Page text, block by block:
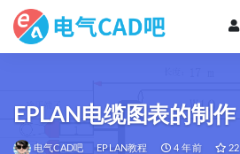
EPLAN电缆图表的制作
电气CAD吧 EPLAN教程 4 年前 22